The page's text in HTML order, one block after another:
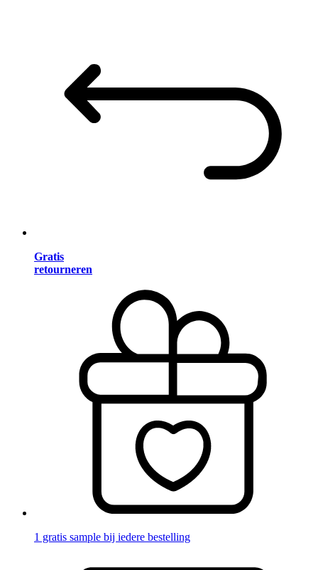
Gratis
retourneren
1 gratis sample bij iedere bestelling